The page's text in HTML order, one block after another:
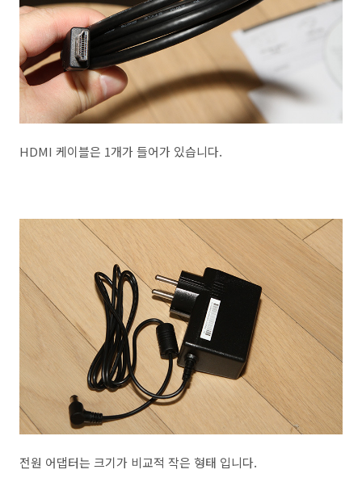
HDMI 케이블은 1개가 들어가 있습니다.
전원 어댑터는 크기가 비교적 작은 형태 입니다.